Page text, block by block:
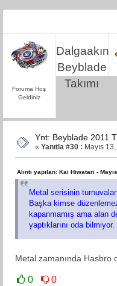
Dalgaakın
Beyblade
Takımı
Foruma Hoş
Geldiniz
Ynt: Beyblade 2011
« Yanıtla #30 : Mayıs
Alıntı yapılan: Kai Hiwatari -
Metal serisinin
Başka kimse
kapanmamış ama alan
yaptıklarını oda bilmiyor.
Metal zamanında Hasbro
0 0